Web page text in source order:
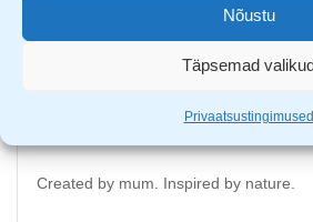
Nõustu
Täpsemad
Privaatsustingimused
Kaubamärgi isikupäraks on eriliselt
Euroopas disainimine, valmistamine ja
Created by mum. Inspired by nature.